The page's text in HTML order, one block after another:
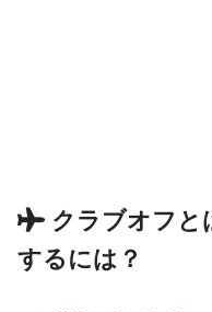
クラブオフと
するには？